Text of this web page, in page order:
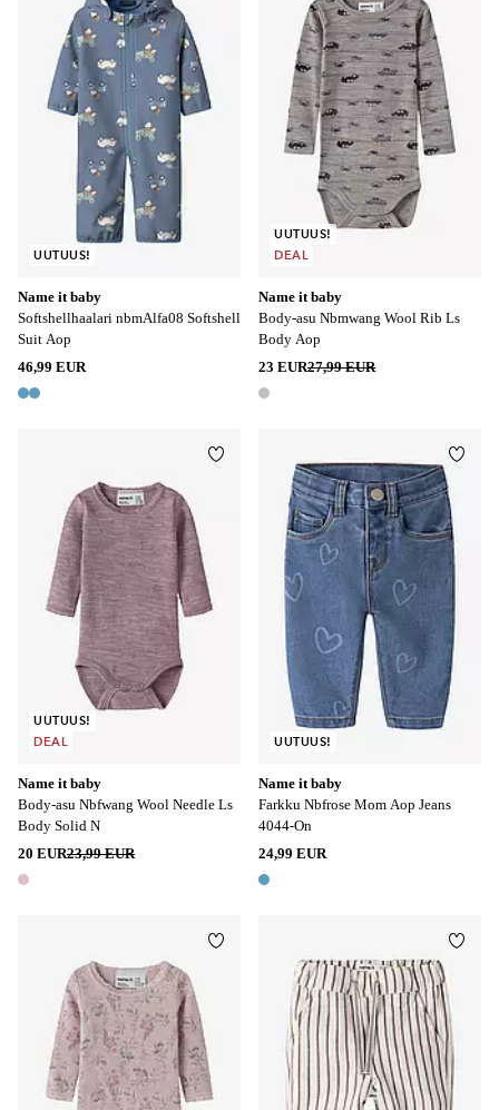
Name it baby
Softshellhaalari nbmAlfa08 Softshell
Suit Aop
46,99 EUR
2 värejä
UUTUUS!
62-6874-80
Name it baby
Body-asu Nbmwang Wool Rib Ls
Body Aop
23 EUR27,99 EUR
1 väri
UUTUUS!
DEAL
Name it baby
Body-asu Nbfwang Wool Needle Ls
Body Solid N
20 EUR23,99 EUR
1 väri
UUTUUS!
DEAL
Lisää suosikkeihin
Name it baby
Farkku Nbfrose Mom Aop Jeans
4044-On
24,99 EUR
1 väri
UUTUUS!
Lisää suosikkeihin